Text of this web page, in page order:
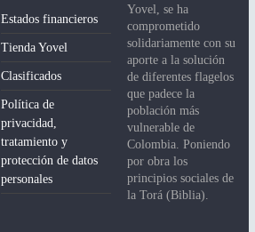
Estados financieros
Tienda Yovel
Clasificados
Política de
privacidad,
tratamiento y
protección de datos
personales
Yovel, se ha
comprometido
solidariamente con su
aporte a la solución
de diferentes flagelos
que padece la
población más
vulnerable de
Colombia. Poniendo
por obra los
principios sociales de
la Torá (Biblia).